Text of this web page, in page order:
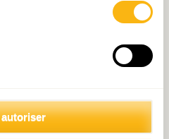
Cahier thématique n°2/5 –
Europe